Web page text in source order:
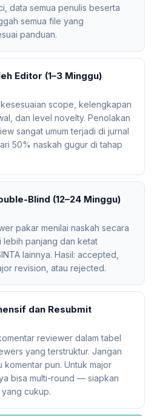
data semua penulis beserta
semua file yang
panduan.
Editor (1–3 Minggu)
scope, kelengkapan
dan level novelty. Penolakan
sangat umum terjadi di jurnal
50% naskah gugur di tahap
Blind (12–24 Minggu)
pakar menilai naskah secara
lebih panjang dan ketat
lainnya. Hasil: accepted,
revision, atau rejected.
dan Resubmit
reviewer dalam tabel
yang terstruktur. Jangan
komentar pun. Untuk major
bisa multi-round — siapkan
cukup.